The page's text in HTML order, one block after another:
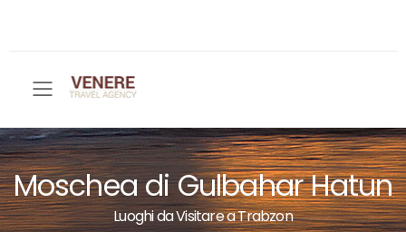
Toggle mobile menu
Moschea di Gulbahar Hatun
Luoghi da Visitare a Trabzon